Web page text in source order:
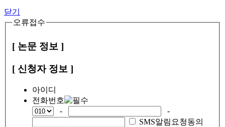
닫기
오류접수
[ 논문 정보 ]
[ 신청자 정보 ]
아이디
전화번호
-
-
SMS알림요청동의